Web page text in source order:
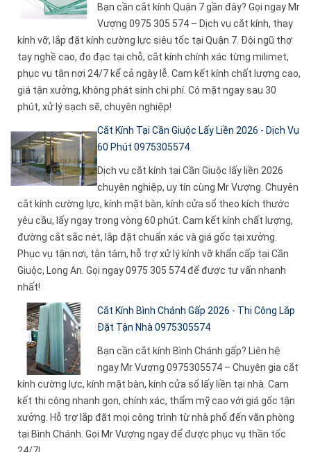
Bạn cần cắt kính Quận 7 gần đây? Gọi ngay Mr
Vượng 0975 305 574 – Dịch vụ cắt kính, thay
kính vỡ, lắp đặt kính cường lực siêu tốc tại Quận 7. Đội ngũ thợ
tay nghề cao, đo đạc tại chỗ, cắt kính chính xác từng milimet,
phục vụ tận nơi 24/7 kể cả ngày lễ. Cam kết kính chất lượng cao,
giá tận xưởng, không phát sinh chi phí. Có mặt ngay sau 30
phút, xử lý sạch sẽ, chuyên nghiệp!
Cắt Kính Tại Cần Giuộc Lấy Liền 2026 - Dịch Vụ
60 Phút 0975305574
Dịch vụ cắt kính tại Cần Giuộc lấy liền 2026
chuyên nghiệp, uy tín cùng Mr Vượng. Chuyên
cắt kính cường lực, kính mặt bàn, kính cửa sổ theo kích thước
yêu cầu, lấy ngay trong vòng 60 phút. Cam kết kính chất lượng,
đường cắt sắc nét, lắp đặt chuẩn xác và giá gốc tại xưởng.
Phục vụ tận nơi, tận tâm, hỗ trợ xử lý kính vỡ khẩn cấp tại Cần
Giuộc, Long An. Gọi ngay 0975 305 574 để được tư vấn nhanh
nhất!
Cắt Kính Bình Chánh Gấp 2026 - Thi Công Lắp
Đặt Tận Nhà 0975305574
Bạn cần cắt kính Bình Chánh gấp? Liên hệ
ngay Mr Vượng 0975305574 – Chuyên gia cắt
kính cường lực, kính mặt bàn, kính cửa sổ lấy liền tại nhà. Cam
kết thi công nhanh gọn, chính xác, thẩm mỹ cao với giá gốc tận
xưởng. Hỗ trợ lắp đặt mọi công trình từ nhà phố đến văn phòng
tại Bình Chánh. Gọi Mr Vượng ngay để được phục vụ thần tốc